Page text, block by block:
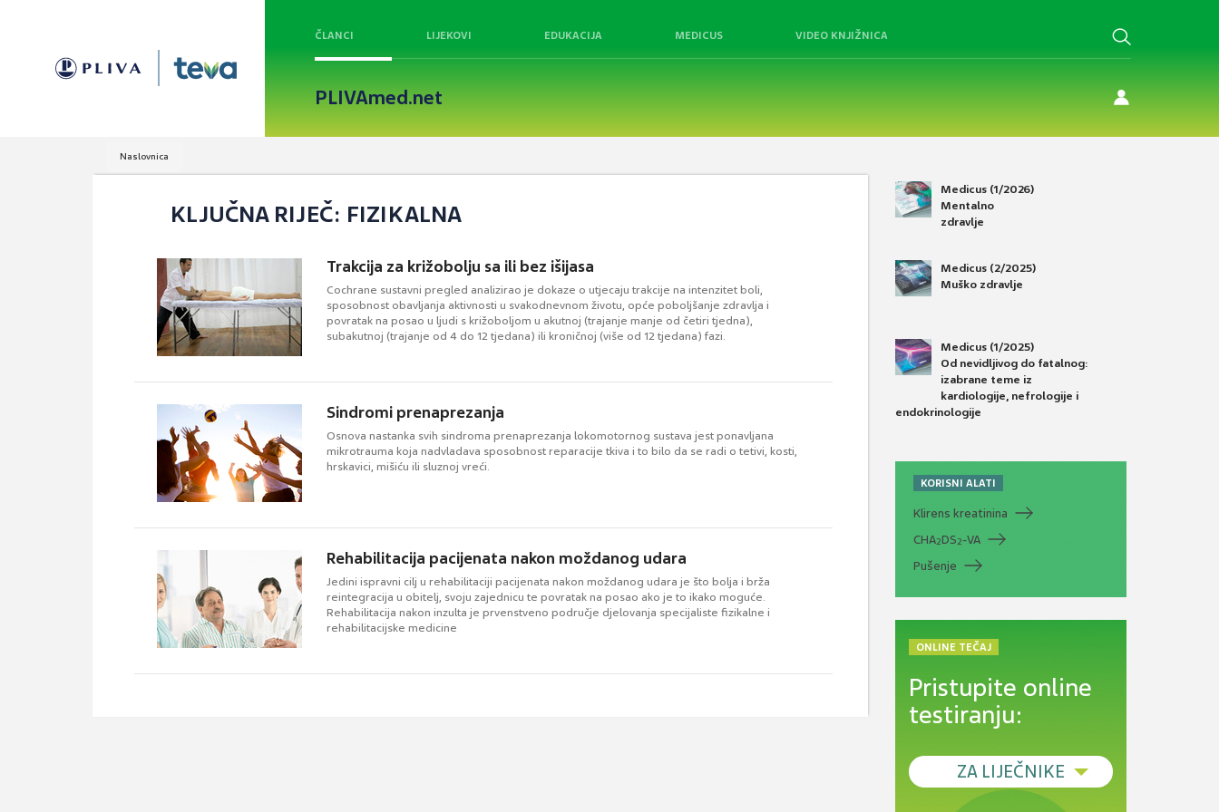
ČLANCI LIJEKOVI EDUKACIJA MEDICUS VIDEO KNJIŽNICA
PLIVAmed.net
Naslovnica
KLJUČNA RIJEČ: FIZIKALNA
Trakcija za križobolju sa ili bez išijasa
Cochrane sustavni pregled analizirao je dokaze o utjecaju trakcije na intenzitet boli,
sposobnost obavljanja aktivnosti u svakodnevnom životu, opće poboljšanje zdravlja i
povratak na posao u ljudi s križoboljom u akutnoj (trajanje manje od četiri tjedna),
subakutnoj (trajanje od 4 do 12 tjedana) ili kroničnoj (više od 12 tjedana) fazi.
Sindromi prenaprezanja
Osnova nastanka svih sindroma prenaprezanja lokomotornog sustava jest ponavljana
mikrotrauma koja nadvladava sposobnost reparacije tkiva i to bilo da se radi o tetivi, kosti,
hrskavici, mišiću ili sluznoj vreći.
Rehabilitacija pacijenata nakon moždanog udara
Jedini ispravni cilj u rehabilitaciji pacijenata nakon moždanog udara je što bolja i brža
reintegracija u obitelj, svoju zajednicu te povratak na posao ako je to ikako moguće.
Rehabilitacija nakon inzulta je prvenstveno područje djelovanja specijaliste fizikalne i
rehabilitacijske medicine
Medicus (1/2026)
Mentalno
zdravlje
Medicus (2/2025)
Muško zdravlje
Medicus (1/2025)
Od nevidljivog do fatalnog:
izabrane teme iz
kardiologije, nefrologije i
endokrinologije
KORISNI ALATI
Klirens kreatinina
CHA2DS2-VA
Pušenje
ONLINE TEČAJ
Pristupite online
testiranju:
ZA LIJEČNIKE